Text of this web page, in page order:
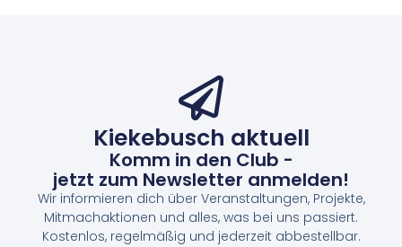
Kiekebusch aktuell
Komm in den Club -
jetzt zum Newsletter anmelden!
Wir informieren dich über Veranstaltungen, Projekte,
Mitmachaktionen und alles, was bei uns passiert.
Kostenlos, regelmäßig und jederzeit abbestellbar.